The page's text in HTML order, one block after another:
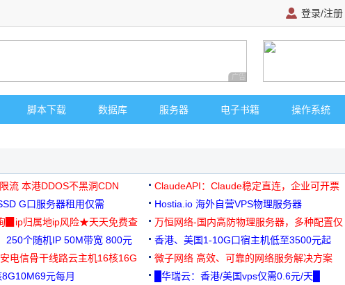
登录/注册
广告 商业广告，理性选择
脚本下载 数据库 服务器 电子书籍 操作系统
流 本港DDOS不黑洞CDN ClaudeAPI：Claude稳定直连，企业可开票
G口服务器租用仅需
测试
Hostia.io 海外自营VPS物理服务器
▉ip归属地ip风险★天天免费查
万恒网络-国内高防物理服务器，多种配置仅
99元/月起
250个随机IP 50M带宽 800元 香港、美国1-10G口宿主机低至3500元起
电信骨干线路云主机16核16G
微子网络 高效、可靠的网络服务解决方案
8G10M69元每月 █华瑞云：香港/美国vps仅需0.6元/天█